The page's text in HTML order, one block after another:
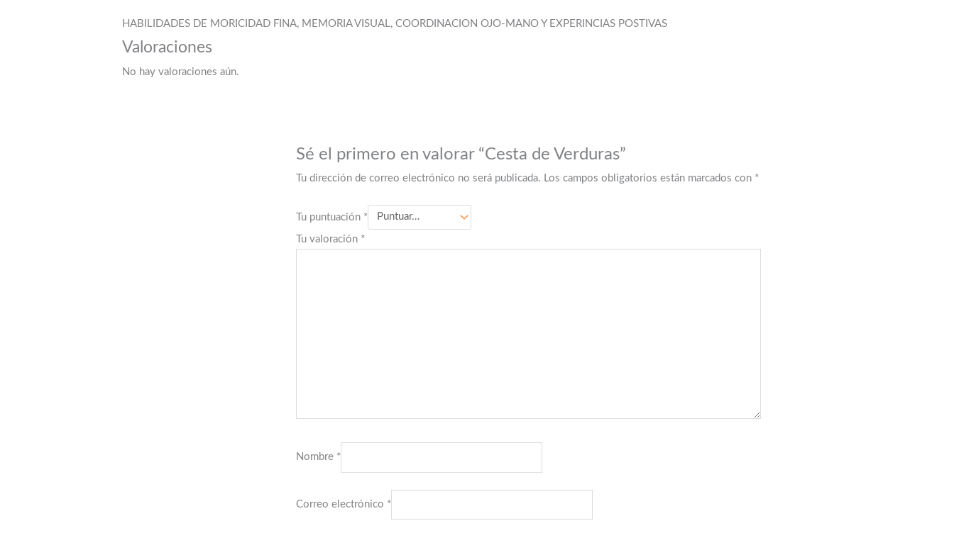
HABILIDADES DE MORICIDAD FINA, MEMORIA VISUAL, COORDINACION OJO-MANO Y EXPERINCIAS POSTIVAS
Valoraciones
No hay valoraciones aún.
Sé el primero en valorar “Cesta de Verduras”
Tu dirección de correo electrónico no será publicada. Los campos obligatorios están marcados con *
Tu puntuación *
Tu valoración *
Nombre *
Correo electrónico *